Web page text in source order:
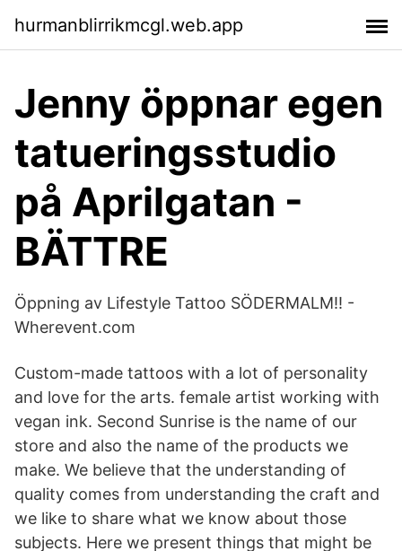
hurmanblirrikmcgl.web.app
Jenny öppnar egen
tatueringsstudio
på Aprilgatan -
BÄTTRE
Öppning av Lifestyle Tattoo SÖDERMALM!! -
Wherevent.com
Custom-made tattoos with a lot of personality
and love for the arts. female artist working with
vegan ink. Second Sunrise is the name of our
store and also the name of the products we
make. We believe that the understanding of
quality comes from understanding the craft and
we like to share what we know about those
subjects. Here we present things that might be